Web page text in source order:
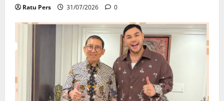
Ratu Pers 31/07/2026 0